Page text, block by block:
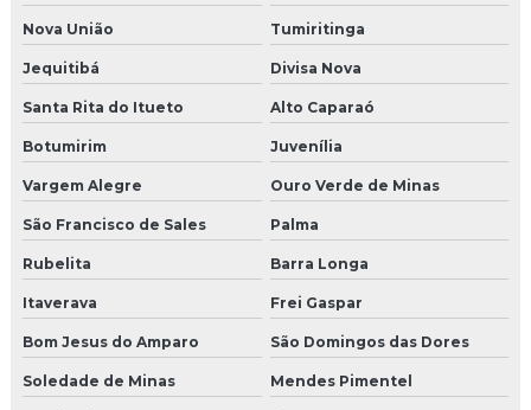
Nova União Tumiritinga
Jequitibá Divisa Nova
Santa Rita do Itueto Alto Caparaó
Botumirim Juvenília
Vargem Alegre Ouro Verde de Minas
São Francisco de Sales Palma
Rubelita Barra Longa
Itaverava Frei Gaspar
Bom Jesus do Amparo São Domingos das Dores
Soledade de Minas Mendes Pimentel